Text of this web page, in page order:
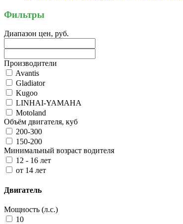
Фильтры
Диапазон цен, руб.
Производители
Avantis
Gladiator
Kugoo
LINHAI-YAMAHA
Motoland
Объём двигателя, куб
200-300
150-200
Минимальный возраст водителя
12 - 16 лет
от 14 лет
Двигатель
Мощность (л.с.)
10